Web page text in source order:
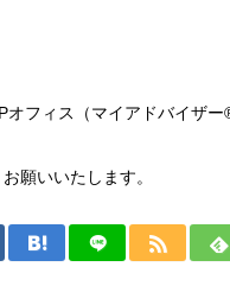
オフィス（マイアドバイザー
願いいたします。